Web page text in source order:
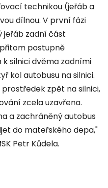
technikou (jeřáb a
dílnou. V první fázi
jeřáb zadní část
postupně
silnici dvěma zadními
kol autobusu na silnici.
zpět na silnici,
zcela uzavřena.
a zachráněný autobus
do mateřského depa,"
Petr Kůdela.